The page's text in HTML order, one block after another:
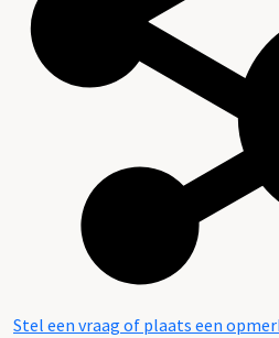
Stel een vraag of plaats een